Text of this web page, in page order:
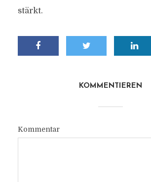
stärkt.
KOMMENTIEREN
Kommentar